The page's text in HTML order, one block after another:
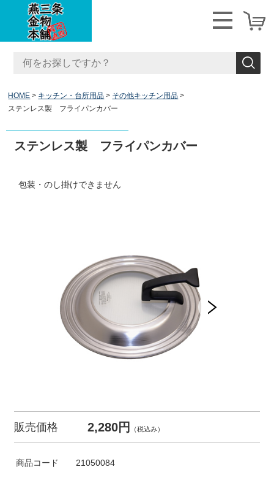
HOME キッチン・台所用品
その他キッチン用品
ステンレス製 フライパンカバー
ステンレス製 フライパンカバー
包装・のし掛けできません
販売価格 2,280円 （税込み）
商品コード 21050084